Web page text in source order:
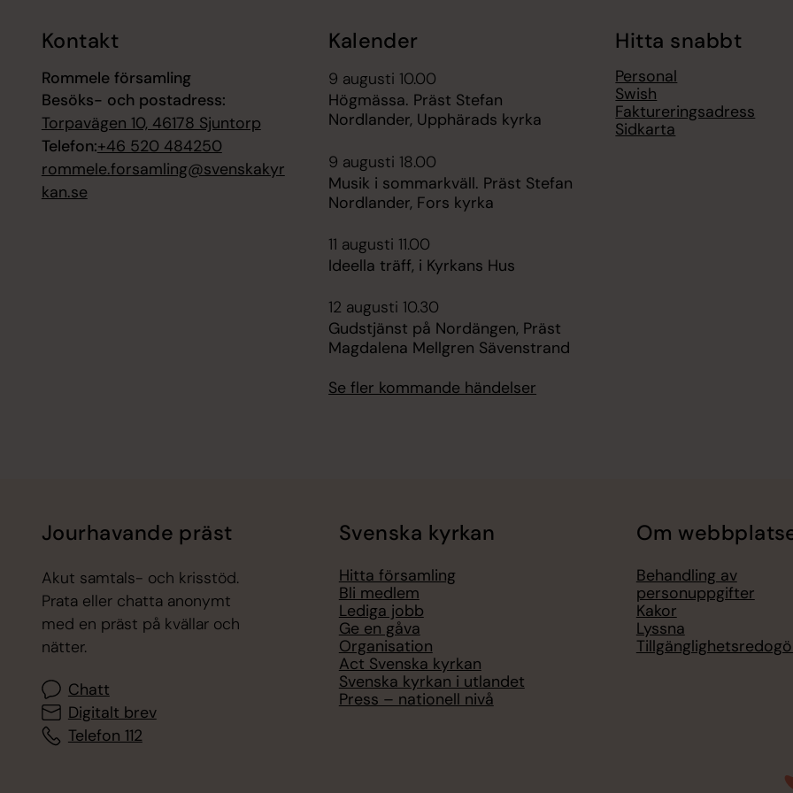
Kontakt
Rommele församling
Besöks- och postadress:
Torpavägen 10, 46178 Sjuntorp
Telefon:+46 520 484250
rommele.forsamling@svenskakyr
kan.se
Kalender
9 augusti 10.00
Högmässa. Präst Stefan
Nordlander, Upphärads kyrka
9 augusti 18.00
Musik i sommarkväll. Präst Stefan
Nordlander, Fors kyrka
11 augusti 11.00
Ideella träff, i Kyrkans Hus
12 augusti 10.30
Gudstjänst på Nordängen, Präst
Magdalena Mellgren Sävenstrand
Se fler kommande händelser
Hitta snabbt
Personal
Swish
Faktureringsadress
Sidkarta
Jourhavande präst
Akut samtals- och krisstöd.
Prata eller chatta anonymt
med en präst på kvällar och
nätter.
Chatt
Digitalt brev
Telefon 112
Svenska kyrkan
Hitta församling
Bli medlem
Lediga jobb
Ge en gåva
Organisation
Act Svenska kyrkan
Svenska kyrkan i utlandet
Press – nationell nivå
Om
Behandling av
personuppgifter
Kakor
Lyssna